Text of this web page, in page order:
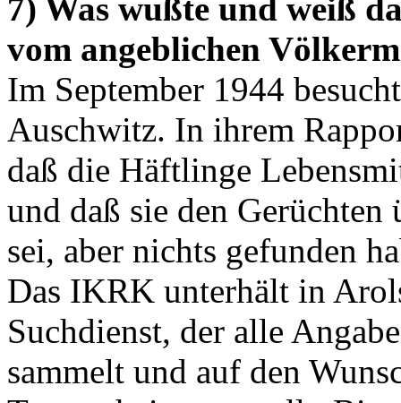
7) Was wußte und weiß
vom angeblichen
Im September 1944
Auschwitz. In ihrem
daß die Häftlinge
und daß sie den Gerüchten
sei, aber nichts gefunden
Das IKRK unterhält in
Suchdienst, der alle
sammelt und auf den